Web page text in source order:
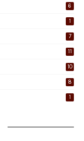
6
1
7
11
10
8
1